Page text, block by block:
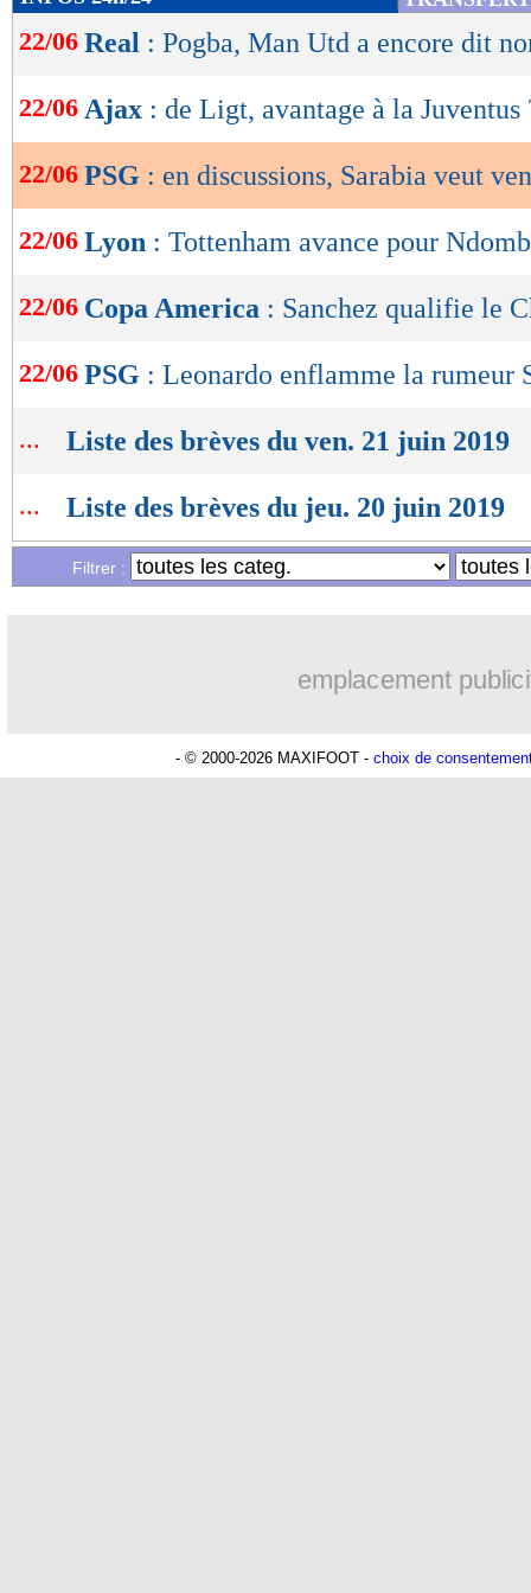
de
lecture
OK
22/06 Real : Pogba, Man Utd a encore dit
22/06 Ajax : de Ligt, avantage à la Juventus
22/06 PSG : en discussions, Sarabia veut
22/06 Lyon : Tottenham avance pour
22/06 Copa America : Sanchez qualifie le
22/06 PSG : Leonardo enflamme la rumeur
... Liste des brèves du ven. 21 juin 2019
... Liste des brèves du jeu. 20 juin 2019
Filtrer :
emplacement
- © 2000-2026 MAXIFOOT - choix de